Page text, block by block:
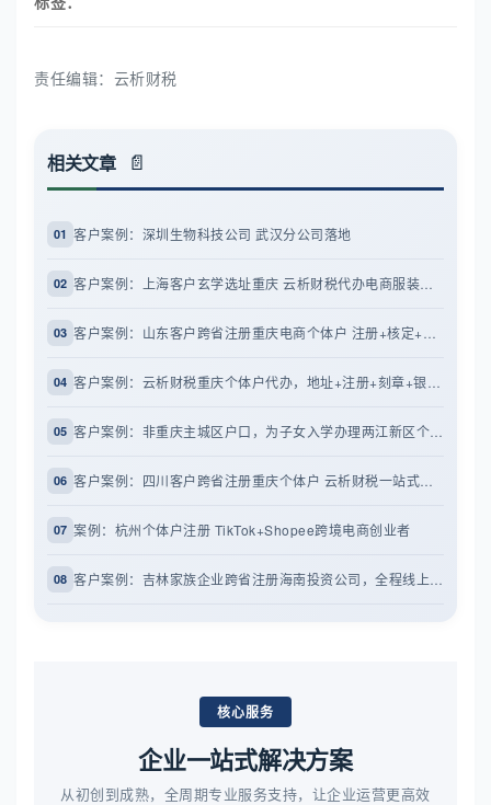
责任编辑：云析财税
相关文章
01 客户案例：深圳生物科技公司 武汉分公司落地
02 客户案例：上海客户玄学选址重庆 云析财税代办电商服装个体户
03 客户案例：山东客户跨省注册重庆电商个体户 注册+核定+代账
04 客户案例：云析财税重庆个体户代办，地址+注册+刻章+银行拍照配合
05 客户案例：非重庆主城区户口，为子女入学办理两江新区个体户
06 客户案例：四川客户跨省注册重庆个体户 云析财税一站式托管
07 案例：杭州个体户注册 TikTok+Shopee跨境电商创业者
08 客户案例：吉林家族企业跨省注册海南投资公司，全程线上代办
核心服务
企业一站式解决方案
从初创到成熟，全周期专业服务支持，让企业运营更高效